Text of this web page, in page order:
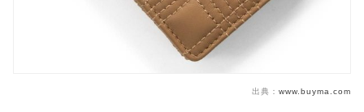
出典： www.buyma.com